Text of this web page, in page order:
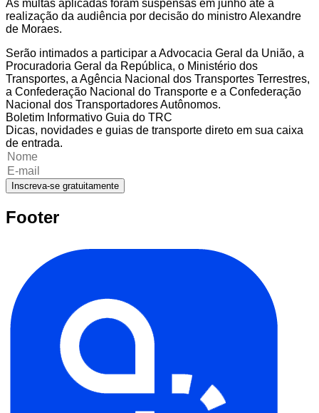
As multas aplicadas foram suspensas em junho até a
realização da audiência por decisão do ministro Alexandre
de Moraes.
Serão intimados a participar a Advocacia Geral da União, a
Procuradoria Geral da República, o Ministério dos
Transportes, a Agência Nacional dos Transportes Terrestres,
a Confederação Nacional do Transporte e a Confederação
Nacional dos Transportadores Autônomos.
Boletim Informativo Guia do TRC
Dicas, novidades e guias de transporte direto em sua caixa
de entrada.
Inscreva-se gratuitamente
Footer